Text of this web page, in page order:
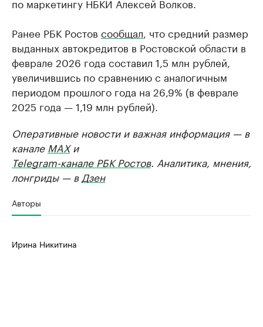
Ранее РБК Ростов сообщал , что средний размер
выданных автокредитов в Ростовской области в
феврале 2026 года составил 1,5 млн рублей,
увеличившись по сравнению с аналогичным
периодом прошлого года на 26,9% (в феврале
2025 года — 1,19 млн рублей).
Оперативные новости и важная информация — в
канале MAXи
Telegram-канале РБК Ростов. Аналитика, мнения,
лонгриды — в Дзен
Авторы
Ирина Никитина